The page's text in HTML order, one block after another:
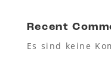
Recent
Es sind keine